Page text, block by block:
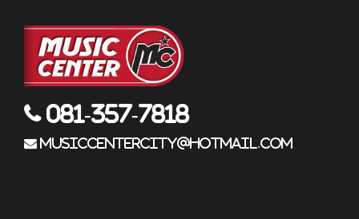
081-357-7818
musiccentercity@hotmail.com